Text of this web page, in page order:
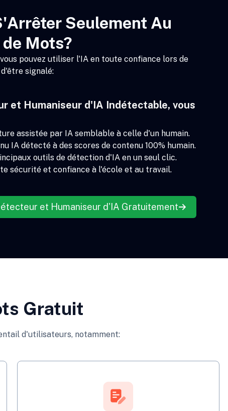
Seulement Au
Mots?
pouvez utiliser l'IA en toute confiance lors de
signalé:
et Humaniseur d'IA Indétectable, vous
assistée par IA semblable à celle d'un humain.
IA détecté à des scores de contenu 100% humain.
outils de détection d'IA en un seul clic.
sécurité et confiance à l'école et au travail.
et Humaniseur d'IA Gratuitement
Gratuit
d'utilisateurs, notamment: